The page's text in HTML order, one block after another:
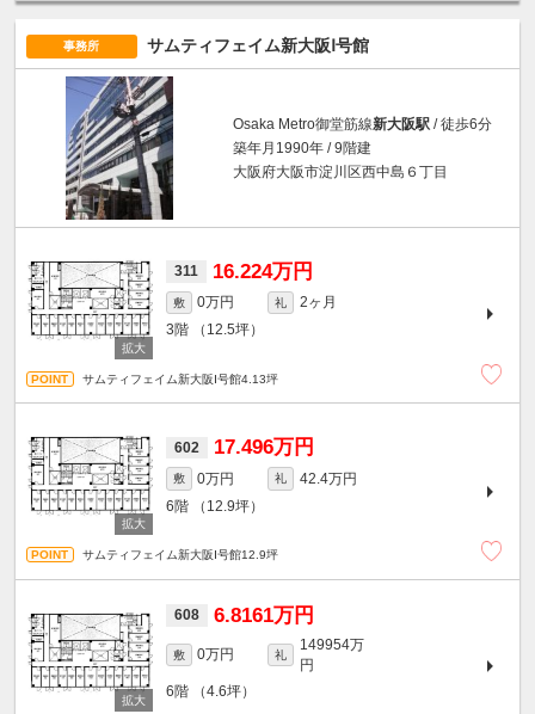
事務所 サムティフェイム新大阪Ⅰ号館
Osaka Metro御堂筋線新大阪駅 / 徒歩6分
築年月1990年 / 9階建
大阪府大阪市淀川区西中島６丁目
311 16.224万円
敷 0万円 礼
2ヶ月
3階
（12.5坪）
サムティフェイム新大阪Ⅰ号館4.13坪
602 17.496万円
敷 0万円 礼
42.4万円
6階
（12.9坪）
サムティフェイム新大阪Ⅰ号館12.9坪
608 6.8161万円
敷 0万円 礼
149954万
円
6階
（4.6坪）